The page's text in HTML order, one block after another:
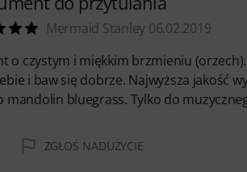
Mermaid Stanley 06.02.2019
o czystym i miękkim brzmieniu
i baw się dobrze. Najwyższa jakość
bluegrass. Tylko do
ZGŁOŚ NADUŻYCIE